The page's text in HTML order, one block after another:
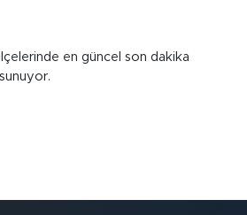
en güncel son dakika